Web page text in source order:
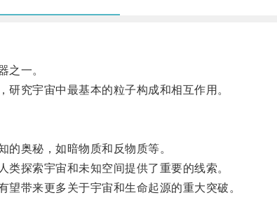
一。
究宇宙中最基本的粒子构成和相互作用。
奥秘，如暗物质和反物质等。
探索宇宙和未知空间提供了重要的线索。
带来更多关于宇宙和生命起源的重大突破。